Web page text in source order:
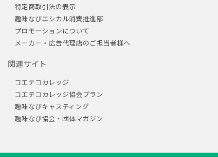
特定商取引法の表示
趣味なびエシカル消費推進部
プロモーションについて
メーカー・広告代理店のご担当者様へ
関連サイト
コエテコカレッジ
コエテコカレッジ協会プラン
趣味なびキャスティング
趣味なび協会・団体マガジン